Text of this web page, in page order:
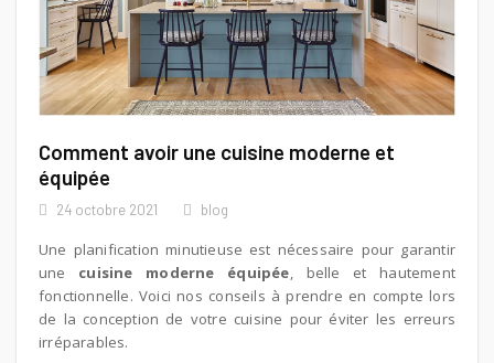
Comment avoir une cuisine moderne et
équipée
24 octobre 2021 blog
Une planification minutieuse est nécessaire pour garantir
une cuisine moderne équipée , belle et hautement
fonctionnelle. Voici nos conseils à prendre en compte lors
de la conception de votre cuisine pour éviter les erreurs
irréparables.